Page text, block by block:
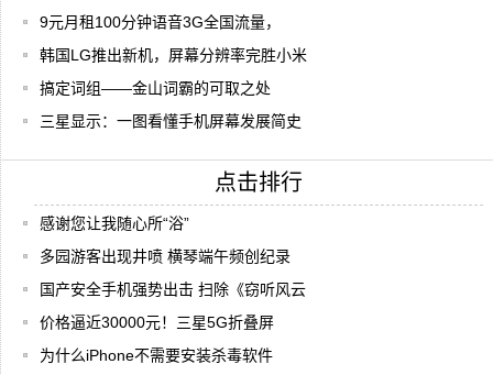
9元月租100分钟语音3G全国流量，
韩国LG推出新机，屏幕分辨率完胜小米
搞定词组——金山词霸的可取之处
三星显示：一图看懂手机屏幕发展简史
点击排行
感谢您让我随心所“浴”
多园游客出现井喷 横琴端午频创纪录
国产安全手机强势出击 扫除《窃听风云
价格逼近30000元！三星5G折叠屏
为什么iPhone不需要安装杀毒软件